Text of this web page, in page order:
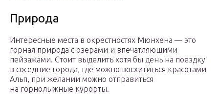
Природа
Интересные места в окрестностях Мюнхена — это
горная природа с озерами и впечатляющими
пейзажами. Стоит выделить хотя бы день на поездку
в соседние города, где можно восхититься красотами
Альп, при желании можно отправиться
на горнолыжные курорты.